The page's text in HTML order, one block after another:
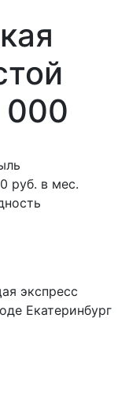
руб. в мес.
экспресс
Екатеринбург